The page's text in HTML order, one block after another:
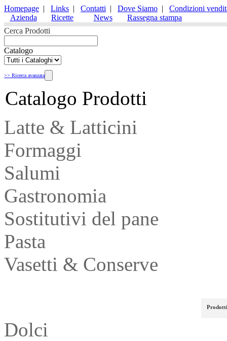
Homepage | Links | Contatti | Dove Siamo | Condizioni
Azienda
Ricette News
Rassegna stampa
Cerca Prodotti
Catalogo
>> Ricerca avanzata
Catalogo Prodotti
Latte & Latticini
Formaggi
Salumi
Gastronomia
Sostitutivi del pane
Pasta
Vasetti & Conserve
Dolci